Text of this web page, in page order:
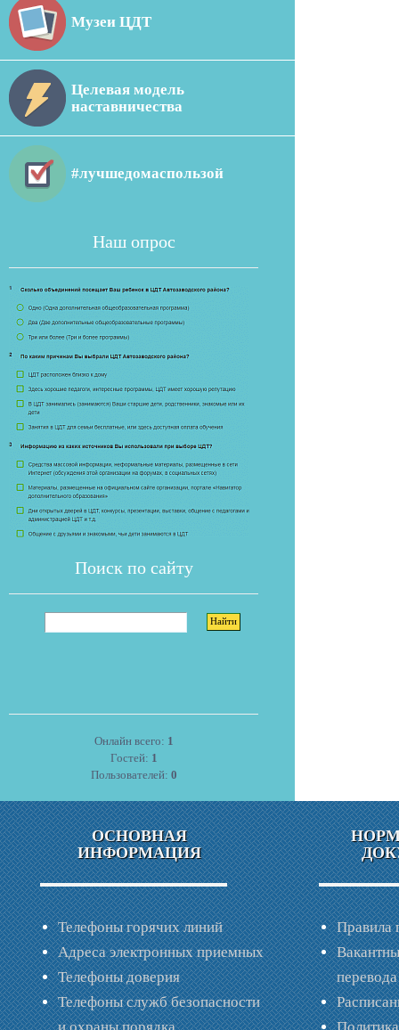
Музеи ЦДТ
Целевая модель
наставничества
#лучшедомаспользой
Наш опрос
Поиск по сайту
Онлайн всего: 1
Гостей: 1
Пользователей: 0
ОСНОВНАЯ
ИНФОРМАЦИЯ
Телефоны горячих линий
Адреса электронных приемных
Телефоны доверия
Телефоны служб безопасности
Правила
перевода